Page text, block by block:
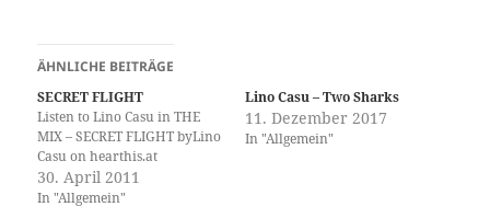
ÄHNLICHE BEITRÄGE
SECRET FLIGHT
Listen to Lino Casu in THE
MIX – SECRET FLIGHT byLino
Casu on hearthis.at
30. April 2011
In "Allgemein"
Lino Casu – Two Sharks
11. Dezember 2017
In "Allgemein"